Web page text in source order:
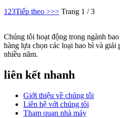
1 23Tiếp theo >>> Trang 1 / 3
Chúng tôi hoạt động trong ngành
hàng lựa chọn các loại bao bì và giải
nhiều năm.
liên kết nhanh
Giới thiệu về chúng tôi
Liên hệ với chúng tôi
Tham quan nhà máy